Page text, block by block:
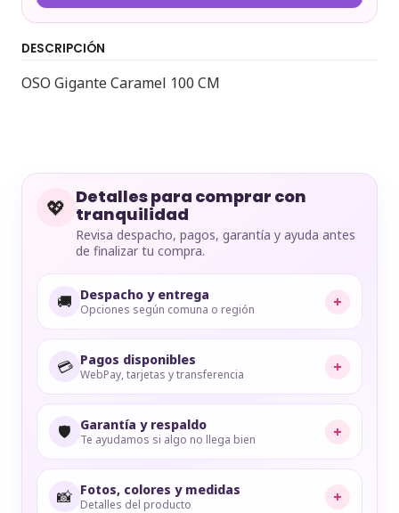
DESCRIPCIÓN
OSO Gigante Caramel 100 CM
💖 Detalles para comprar con
tranquilidad
Revisa despacho, pagos, garantía y ayuda antes
de finalizar tu compra.
🚚 Despacho y entrega
Opciones según comuna o región +
💳 Pagos disponibles
WebPay, tarjetas y transferencia +
🛡️ Garantía y respaldo
Te ayudamos si algo no llega bien +
📸 Fotos, colores y medidas
Detalles del producto +